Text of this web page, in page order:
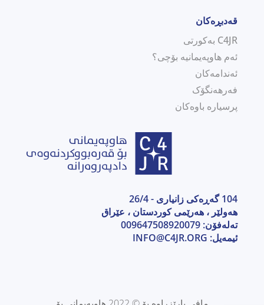
قەدبڕەکان
C4JR بەکورتی
ئەم هاوپەیمانیە بۆچی؟
ئەندامەکان
فەرهەنگۆک
پرسیارە باوەکان
104 گەڕەکی زانیاری - 26/4
هەولێر ، هەرێمی كوردستان ، عێراق
تەلەفۆن: 009647508920079
ئیمەیل: INFO@C4JR.ORG